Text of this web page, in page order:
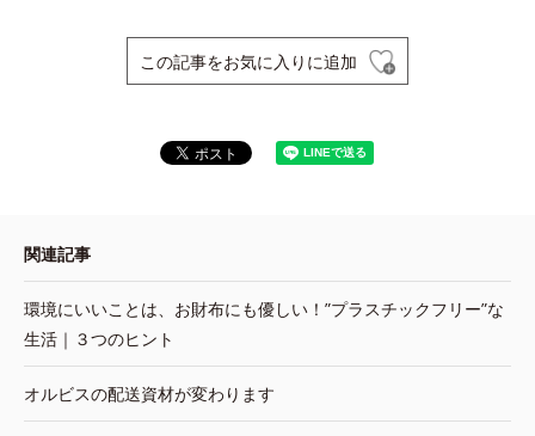
この記事をお気に入りに追加
関連記事
環境にいいことは、お財布にも優しい！”プラスチックフリー”な
生活｜３つのヒント
オルビスの配送資材が変わります